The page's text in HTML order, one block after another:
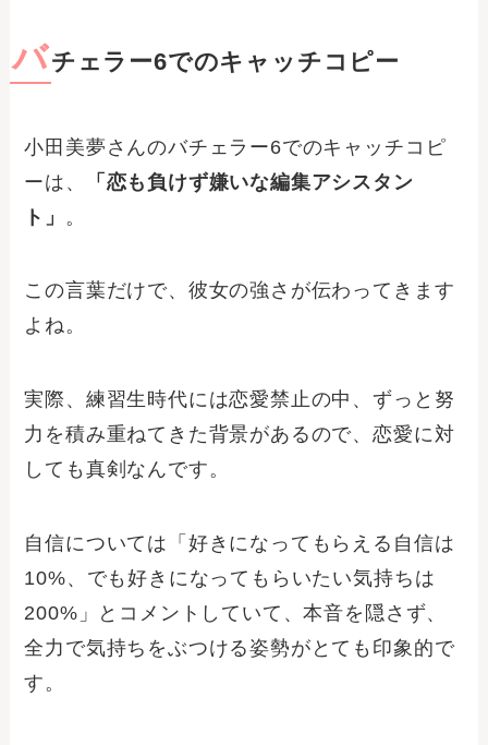
バチェラー6でのキャッチコピー
小田美夢さんのバチェラー6でのキャッチコピ
ーは、
「恋も負けず嫌いな編集アシスタン
ト」 。
この言葉だけで、彼女の強さが伝わってきます
よね。
実際、練習生時代には恋愛禁止の中、ずっと努
力を積み重ねてきた背景があるので、恋愛に対
しても真剣なんです。
自信については「好きになってもらえる自信は
10%、でも好きになってもらいたい気持ちは
200%」とコメントしていて、本音を隠さず、
全力で気持ちをぶつける姿勢がとても印象的で
す。